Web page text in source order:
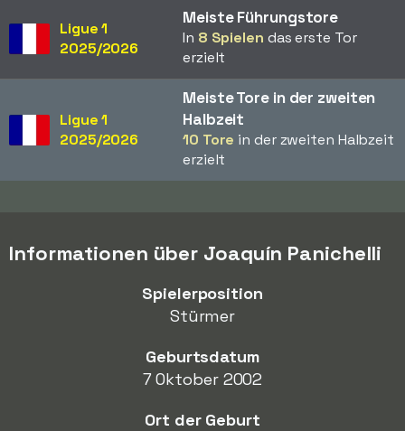
Ligue 1
2025/2026
Meiste Führungstore
In 8 Spielen das erste Tor
erzielt
Ligue 1
2025/2026
Meiste Tore in der zweiten
Halbzeit
10 Tore in der zweiten Halbzeit
erzielt
Informationen über Joaquín Panichelli
Spielerposition
Stürmer
Geburtsdatum
7 Oktober 2002
Ort der Geburt